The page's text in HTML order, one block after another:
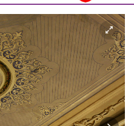
EN
EL
FR
DE
IT